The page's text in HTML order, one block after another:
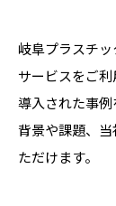
岐阜プラスチ
サービスをご
導入された事
背景や課題、
ただけます。